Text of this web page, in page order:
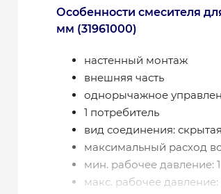
Особенности смесителя
мм (31961000)
настенный монтаж
внешняя часть
однорычажное
1 потребитель
вид соединения:
максимальный расход
мин. рабочее давление:
макс. рабочее давление: